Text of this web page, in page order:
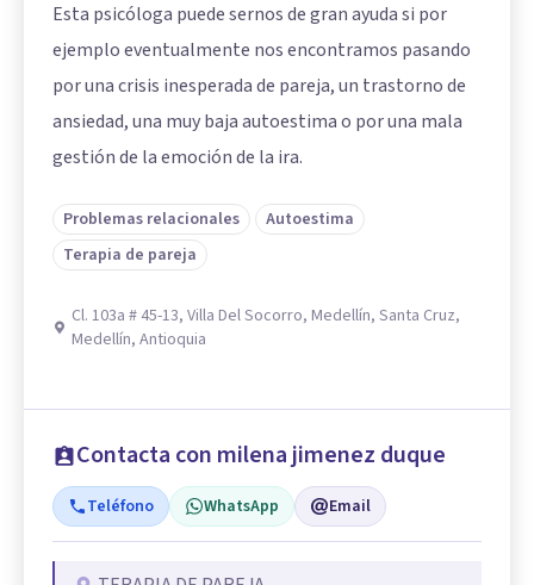
Esta psicóloga puede sernos de gran ayuda si por
ejemplo eventualmente nos encontramos pasando
por una crisis inesperada de pareja, un trastorno de
ansiedad, una muy baja autoestima o por una mala
gestión de la emoción de la ira.
Problemas relacionales
Autoestima
Terapia de pareja
Cl. 103a # 45-13, Villa Del Socorro, Medellín, Santa Cruz,
Medellín, Antioquia
Contacta con milena jimenez duque
Teléfono WhatsApp Email